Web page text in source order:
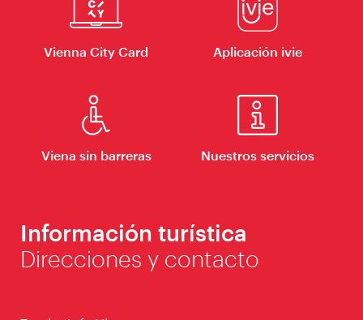
Vienna City Card Aplicación ivie
Viena sin barreras Nuestros servicios
Información turística
Direcciones y contacto